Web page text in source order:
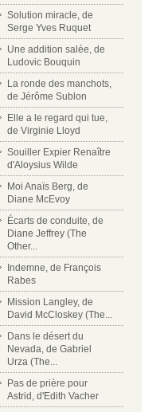
Solution miracle, de
Serge Yves Ruquet
Une addition salée, de
Ludovic Bouquin
La ronde des manchots,
de Jérôme Sublon
Elle a le regard qui tue,
de Virginie Lloyd
Souiller Expier Renaître
d'Aloysius Wilde
Moi Anaïs Berg, de
Diane McEvoy
Écarts de conduite, de
Diane Jeffrey (The
Other...
Indemne, de François
Rabes
Mission Langley, de
David McCloskey (The...
Dans le désert du
Nevada, de Gabriel
Urza (The...
Pas de prière pour
Astrid, d'Edith Vacher